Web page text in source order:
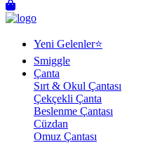
Yeni Gelenler⭐
Smiggle
Çanta
Sırt & Okul Çantası
Çekçekli Çanta
Beslenme Çantası
Cüzdan
Omuz Çantası